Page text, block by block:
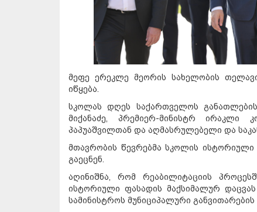
მეფე ერეკლე მეორის სახელობის
იწყება.
სკოლას დღეს საქართველოს
მიქანაძე, პრემიერ-მინისტრ ირაკლი
პაპუაშვილთან და აღმასრულებელი და
მთავრობის წევრებმა სკოლის
გაეცნენ.
აღინიშნა, რომ რეაბილიტაციის
ისტორიული ფასადის მაქსიმალურ
სამინისტროს მუნიციპალური